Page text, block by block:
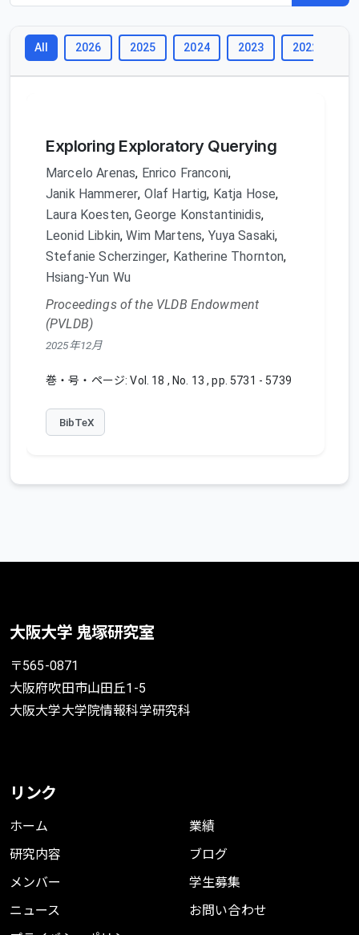
All 2026 2025 2024 2023 2022
Exploring Exploratory Querying
Marcelo Arenas, Enrico Franconi,
Janik Hammerer, Olaf Hartig, Katja Hose,
Laura Koesten,George Konstantinidis,
Leonid Libkin,Wim Martens, Yuya Sasaki,
Stefanie Scherzinger, Katherine Thornton,
Hsiang-Yun Wu
Proceedings of the VLDB Endowment
(PVLDB)
2025年12月
巻・号・ページ: Vol. 18 , No. 13 , pp. 5731 - 5739
BibTeX
大阪大学 鬼塚研究室
〒565-0871
大阪府吹田市山田丘1-5
大阪大学大学院情報科学研究科
リンク
ホーム
研究内容
メンバー
ニュース
業績
ブログ
学生募集
お問い合わせ